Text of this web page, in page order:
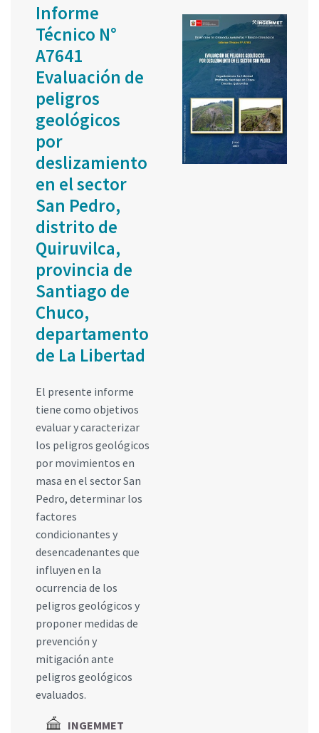
Informe
Técnico N°
A7641
Evaluación de
peligros
geológicos
por
deslizamiento
en el sector
San Pedro,
distrito de
Quiruvilca,
provincia de
Santiago de
Chuco,
departamento
de La Libertad
El presente informe
tiene como objetivos
evaluar y caracterizar
los peligros geológicos
por movimientos en
masa en el sector San
Pedro, determinar los
factores
condicionantes y
desencadenantes que
influyen en la
ocurrencia de los
peligros geológicos y
proponer medidas de
prevención y
mitigación ante
peligros geológicos
evaluados.
INGEMMET